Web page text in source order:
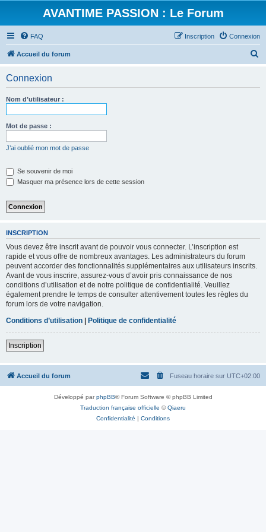
AVANTIME PASSION : Le Forum
FAQ Connexion
Inscription
Accueil du forum
Connexion
Nom d’utilisateur :
Mot de passe :
J’ai oublié mon mot de passe
Se souvenir de moi
Masquer ma présence lors de cette session
INSCRIPTION
Vous devez être inscrit avant de pouvoir vous connecter. L’inscription est
rapide et vous offre de nombreux avantages. Les administrateurs du forum
peuvent accorder des fonctionnalités supplémentaires aux utilisateurs inscrits.
Avant de vous inscrire, assurez-vous d’avoir pris connaissance de nos
conditions d’utilisation et de notre politique de confidentialité. Veuillez
également prendre le temps de consulter attentivement toutes les règles du
forum lors de votre navigation.
Conditions d’utilisation | Politique de confidentialité
Inscription
Accueil du forum Fuseau horaire sur UTC+02:00
Développé parphpBB® Forum Software © phpBB Limited
Traduction française officielle ©Qiaeru
Confidentialité | Conditions